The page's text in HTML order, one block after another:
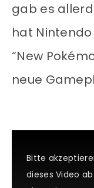
gab es
hat
“New
neue
Bitte
dieses Video